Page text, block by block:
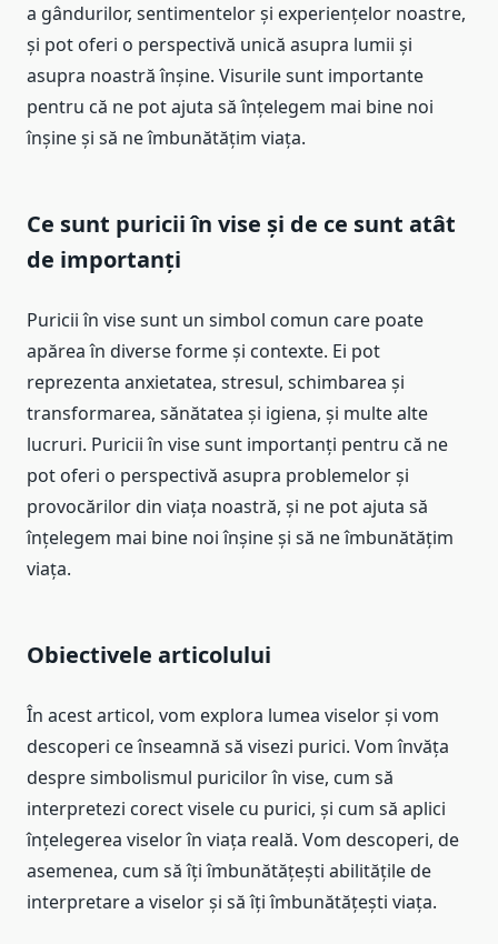
a gândurilor, sentimentelor și experiențelor noastre,
și pot oferi o perspectivă unică asupra lumii și
asupra noastră înșine. Visurile sunt importante
pentru că ne pot ajuta să înțelegem mai bine noi
înșine și să ne îmbunătățim viața.
Ce sunt puricii în vise și de ce sunt atât
de importanți
Puricii în vise sunt un simbol comun care poate
apărea în diverse forme și contexte. Ei pot
reprezenta anxietatea, stresul, schimbarea și
transformarea, sănătatea și igiena, și multe alte
lucruri. Puricii în vise sunt importanți pentru că ne
pot oferi o perspectivă asupra problemelor și
provocărilor din viața noastră, și ne pot ajuta să
înțelegem mai bine noi înșine și să ne îmbunătățim
viața.
Obiectivele articolului
În acest articol, vom explora lumea viselor și vom
descoperi ce înseamnă să visezi purici. Vom învăța
despre simbolismul puricilor în vise, cum să
interpretezi corect visele cu purici, și cum să aplici
înțelegerea viselor în viața reală. Vom descoperi, de
asemenea, cum să îți îmbunătățești abilitățile de
interpretare a viselor și să îți îmbunătățești viața.